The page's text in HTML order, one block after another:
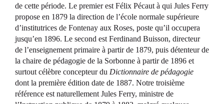
de cette période. Le premier est Félix Pécaut à qui Jules Ferry
propose en 1879 la direction de l’école normale supérieure
d’institutrices de Fontenay aux Roses, poste qu’il occupera
jusqu’en 1896. Le second est Ferdinand Buisson, directeur
de l’enseignement primaire à partir de 1879, puis détenteur de
la chaire de pédagogie de la Sorbonne à partir de 1896 et
surtout célèbre concepteur du Dictionnaire de pédagogie
dont la première édition date de 1887. Notre troisième
référence est naturellement Jules Ferry, ministre de